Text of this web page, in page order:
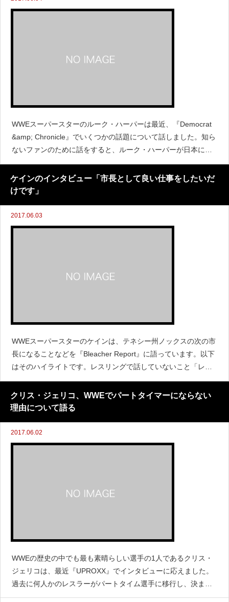
WWEスーパースターのルーク・ハーパーは最近、『Democrat
&amp; Chronicle』でいくつかの話題について話しました。知ら
ないファンのために話をすると、ルーク・ハーパーが日本にい
た2011年に、フルタイムでのレスリングを辞めました。彼は妻
にそのことを伝え、彼は次に試合ができる
ケインのインタビュー「市長として良い仕事をしたいだ
けです」
2017.06.03
WWEスーパースターのケインは、テネシー州ノックスの次の市
長になることなどを『Bleacher Report』に語っています。以下
はそのハイライトです。レスリングで話していないこと「レス
リングは他の職場とよく似ています。あなたは宗教や政治を話
すことはないと思います。しかし私たちは全員独立した
クリス・ジェリコ、WWEでパートタイマーにならない
理由について語る
2017.06.02
WWEの歴史の中でも最も素晴らしい選手の1人であるクリス・
ジェリコは、最近『UPROXX』でインタビューに応えました。
過去に何人かのレスラーがパートタイム選手に移行し、決まっ
たときだけ働いていました。しかしジェリコがその可能性につ